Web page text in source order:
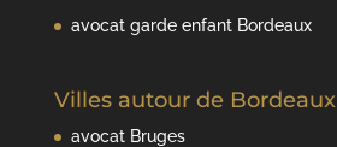
avocat garde enfant Bordeaux
Villes autour de Bordeaux
avocat Bruges